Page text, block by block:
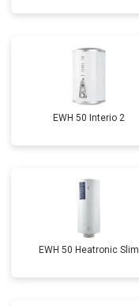
EWH 50 Interio 2
EWH 50 Heatronic Slim